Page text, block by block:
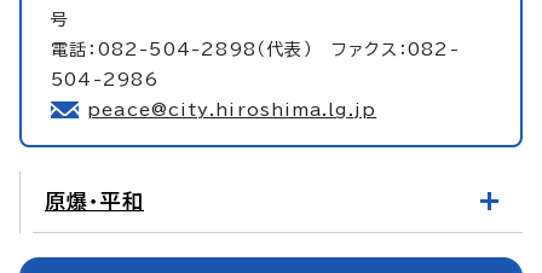
号
電話：082-504-2898（代表） ファクス：082-
504-2986
peace@city.hiroshima.lg.jp
原爆・平和